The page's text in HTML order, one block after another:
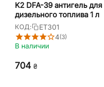
K2 DFA-39 антигель для
дизельного топлива 1 л
КОД:
ET301
4(3)
В наличии
‍704‍ ₴